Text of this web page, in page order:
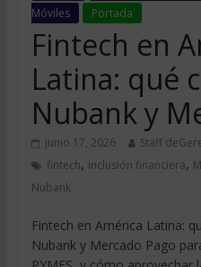
Móviles
Portada
Fintech en
Latina: qué
Nubank y
junio 17, 2026 Staff
fintech, inclusión financiera,
Nubank
Fintech en América Latina:
Nubank y Mercado Pago